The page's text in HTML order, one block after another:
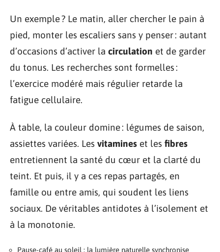
Un exemple ? Le matin, aller chercher le pain à
pied, monter les escaliers sans y penser : autant
d’occasions d’activer la circulation et de garder
du tonus. Les recherches sont formelles :
l’exercice modéré mais régulier retarde la
fatigue cellulaire.
À table, la couleur domine : légumes de saison,
assiettes variées. Les vitamines et les fibres
entretiennent la santé du cœur et la clarté du
teint. Et puis, il y a ces repas partagés, en
famille ou entre amis, qui soudent les liens
sociaux. De véritables antidotes à l’isolement et
à la monotonie.
Pause-café au soleil : la lumière naturelle synchronise